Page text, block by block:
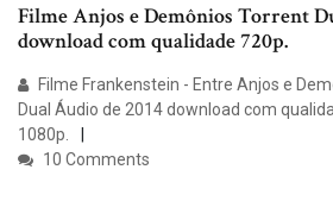
Filme Anjos e Demônios Torrent
download com qualidade 720p.
Filme Frankenstein - Entre Anjos e
Dual Áudio de 2014 download com
1080p.
10 Comments